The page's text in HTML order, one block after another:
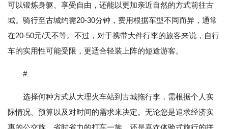
可以锻炼身躯、享受自由，还能以更加亲近自然的方式前往古
城。骑行至古城约需20-30分钟，费用根据车型不同而异，通常
在20-50元/天不等。不过，对于携带大件行李的旅客来说，自行
车的实用性可能受限，更适合轻装上阵的短途游客。
#
选择何种方式从大理火车站到古城拖行李，需根据个人实
际情况、预算以及对时间的需求来决定。无论您是追求经济实
惠的公交族、省时省力的打车一族、还是喜欢体验式旅行的拼